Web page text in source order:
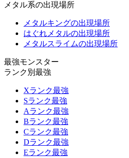
メタル系の出現場所
メタルキングの出現場所
はぐれメタルの出現場所
メタルスライムの出現場所
最強モンスター
ランク別最強
Xランク最強
Sランク最強
Aランク最強
Bランク最強
Cランク最強
Dランク最強
Eランク最強